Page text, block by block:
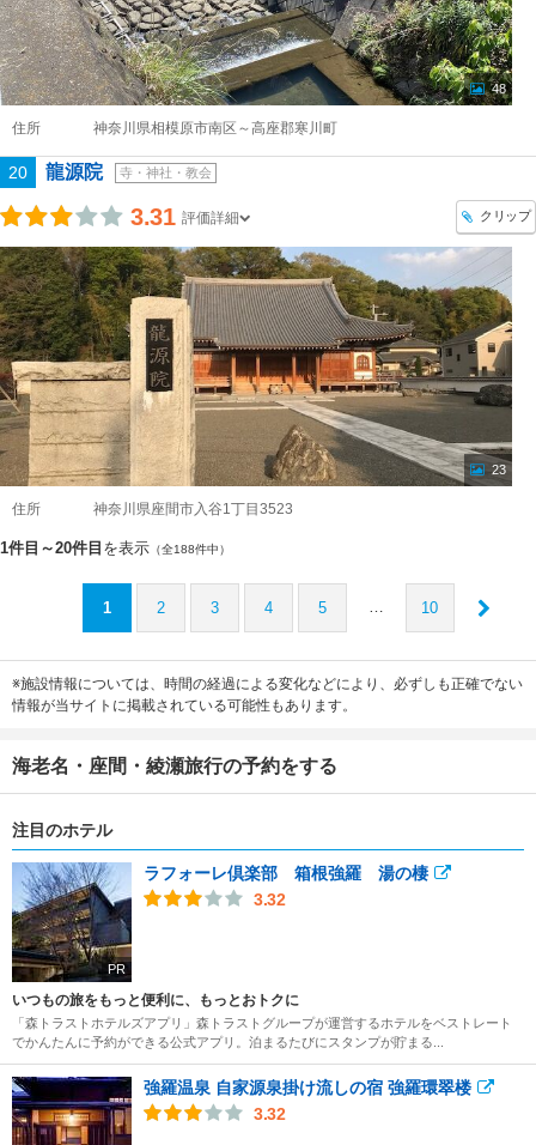
48
住所 神奈川県相模原市南区～高座郡寒川町
20 龍源院 寺・神社・教会
3.31 評価詳細 クリップ
23
住所 神奈川県座間市入谷1丁目3523
1件目～20件目 を表示 （全188件中）
1 2 3 4 5 … 10
※施設情報については、時間の経過による変化などにより、必ずしも正確でない
情報が当サイトに掲載されている可能性もあります。
海老名・座間・綾瀬旅行の予約をする
注目のホテル
PR
ラフォーレ倶楽部 箱根強羅 湯の棲
3.32
いつもの旅をもっと便利に、もっとおトクに
「森トラストホテルズアプリ」森トラストグループが運営するホテルをベストレート
でかんたんに予約ができる公式アプリ。泊まるたびにスタンプが貯まる...
強羅温泉 自家源泉掛け流しの宿 強羅環翠楼
3.32